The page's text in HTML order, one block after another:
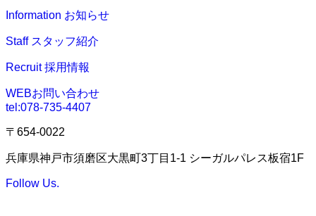
Information お知らせ
Staff スタッフ紹介
Recruit採用情報
WEBお問い合わせ
tel:078-735-4407
〒654-0022
兵庫県神戸市須磨区大黒町3丁目1-1 シーガルパレス板宿1F
Follow Us.